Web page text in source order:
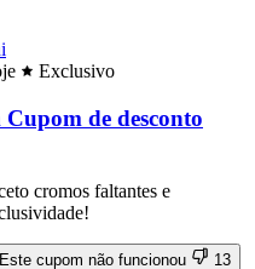
Exclusivo
de desconto
cromos faltantes e
Este cupom não funcionou 13